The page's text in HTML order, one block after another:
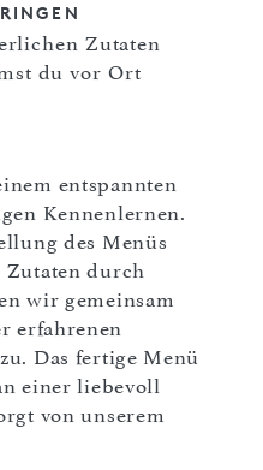
Zutaten
du vor Ort
entspannten
Kennenlernen.
des Menüs
durch
wir gemeinsam
erfahrenen
Das fertige Menü
einer liebevoll
von unserem